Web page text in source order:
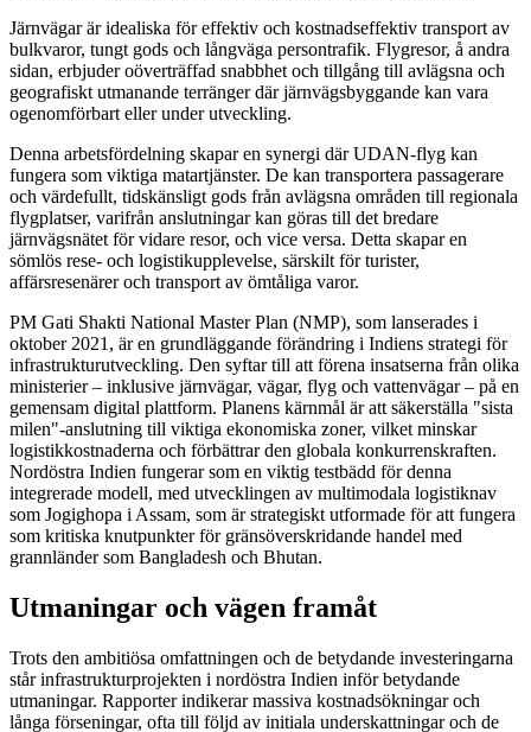
Järnvägar är idealiska för effektiv och kostnadseffektiv transport av
bulkvaror, tungt gods och långväga persontrafik. Flygresor, å andra
sidan, erbjuder oöverträffad snabbhet och tillgång till avlägsna och
geografiskt utmanande terränger där järnvägsbyggande kan vara
ogenomförbart eller under utveckling.
Denna arbetsfördelning skapar en synergi där UDAN-flyg kan
fungera som viktiga matartjänster. De kan transportera passagerare
och värdefullt, tidskänsligt gods från avlägsna områden till regionala
flygplatser, varifrån anslutningar kan göras till det bredare
järnvägsnätet för vidare resor, och vice versa. Detta skapar en
sömlös rese- och logistikupplevelse, särskilt för turister,
affärsresenärer och transport av ömtåliga varor.
PM Gati Shakti National Master Plan (NMP), som lanserades i
oktober 2021, är en grundläggande förändring i Indiens strategi för
infrastrukturutveckling. Den syftar till att förena insatserna från olika
ministerier – inklusive järnvägar, vägar, flyg och vattenvägar – på en
gemensam digital plattform. Planens kärnmål är att säkerställa "sista
milen"-anslutning till viktiga ekonomiska zoner, vilket minskar
logistikkostnaderna och förbättrar den globala konkurrenskraften.
Nordöstra Indien fungerar som en viktig testbädd för denna
integrerade modell, med utvecklingen av multimodala logistiknav
som Jogighopa i Assam, som är strategiskt utformade för att fungera
som kritiska knutpunkter för gränsöverskridande handel med
grannländer som Bangladesh och Bhutan.
Utmaningar och vägen framåt
Trots den ambitiösa omfattningen och de betydande investeringarna
står infrastrukturprojekten i nordöstra Indien inför betydande
utmaningar. Rapporter indikerar massiva kostnadsökningar och
långa förseningar, ofta till följd av initiala underskattningar och de